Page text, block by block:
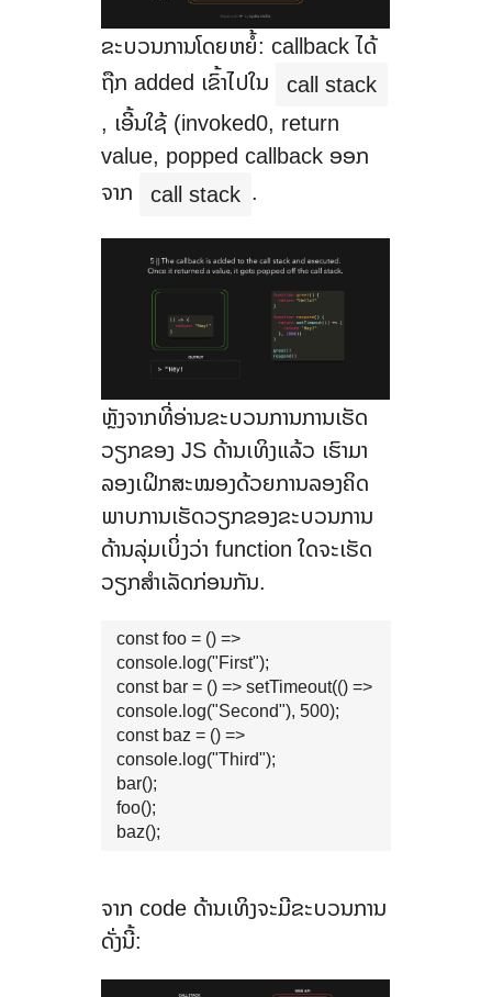
ຂະບວນການໂດຍຫຍໍ້: callback ໄດ້
ຖືກ added ເຂົ້າໄປໃນ
call stack
, ເອີ້ນໃຊ້ (invoked0, return
value, popped callback ອອກ
ຈາກ
call stack .
ຫຼັງຈາກທີ່ອ່ານຂະບວນການການເຮັດ
ວຽກຂອງ JS ດ້ານເທິງແລ້ວ ເຮົາມາ
ລອງເຝິກສະໝອງດ້ວຍການລອງຄິດ
ພາບການເຮັດວຽກຂອງຂະບວນການ
ດ້ານລຸ່ມເບິ່ງວ່າ function ໃດຈະເຮັດ
ວຽກສຳເລັດກ່ອນກັນ.
const foo = () =>
console.log("First");
const bar = () => setTimeout(() =>
console.log("Second"), 500);
const baz = () =>
console.log("Third");
bar();
foo();
baz();
ຈາກ code ດ້ານເທິງຈະມີຂະບວນການ
ດັ່ງນີ້: